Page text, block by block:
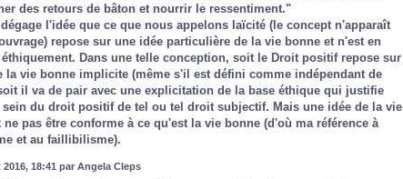
des retours de bâton et nourrir le ressentiment."
l'idée que ce que nous appelons laïcité (le concept n'apparaît
repose sur une idée particulière de la vie bonne et n'est en
Dans une telle conception, soit le Droit positif repose sur
la vie bonne implicite (même s'il est défini comme indépendant de
il va de pair avec une explicitation de la base éthique qui justifie
sein du droit positif de tel ou tel droit subjectif. Mais une idée de la vie
ne pas être conforme à ce qu'est la vie bonne (d'où ma référence à
et au faillibilisme).
18:41 par Angela Cleps